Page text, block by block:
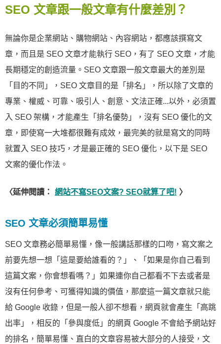
SEO 文章跟一般文章有什麼差別？
無論你是企業網站、購物網站、內容網站，都應該撰寫文
章，而且是 SEO 文章才能執行 SEO，有了 SEO 文章，才能
長期穩定的創造流量。SEO 文章跟一般文章最大的差別是
「目的不同」，SEO 文章目的是「排名」，所以除了文章的
專業、權威、可靠、吸引人、創意、文法正確...以外，必須置
入 SEO 架構，才能產生「排名優勢」，沒有 SEO 優化的文
章，即使寫一大堆都很難有成效，最完美的就是寫文的同時
就置入 SEO 技巧，才是最正確的 SEO 優化，以下是 SEO
文案的優化作法。
〈延伸閱讀： 網站不寫SEO文案? SEO就算了吧! 〉
SEO 文章必須簡單易懂
SEO 文章務必簡單易懂，像一般講話那樣的口吻，寫文案之
前要先想一想「這是要給誰看的？」、「如果是你自己看到
這篇文案，你會想看嗎？」如果連你自己都看不下去或者是
沒有任何參考、可獲得知識的價值，那麼這一篇文章就只能
給 Google 收錄，但是一般人卻不想看，網頁就會產生「高跳
出率」，相反的「參與度低」的網頁 Google 不會給予網站好
的排名，簡單易懂、直白的文章容易被大部分的人接受，文